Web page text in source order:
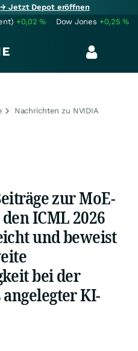
→ Jetzt Depot eröffnen
+0,02% Dow Jones +0,25%
Nachrichten zu NVIDIA
zur MoE-
ICML 2026
und beweist
bei der
KI-